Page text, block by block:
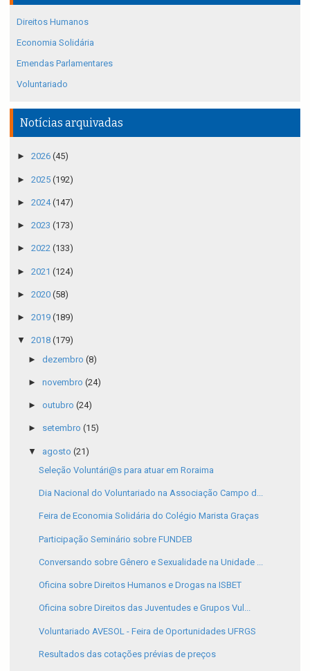
Direitos Humanos
Economia Solidária
Emendas Parlamentares
Voluntariado
Notícias arquivadas
► 2026 (45)
► 2025 (192)
► 2024(147)
► 2023 (173)
► 2022 (133)
► 2021 (124)
► 2020 (58)
► 2019 (189)
▼ 2018 (179)
► dezembro (8)
► novembro (24)
► outubro (24)
► setembro (15)
▼ agosto (21)
Seleção Voluntári@s para atuar em Roraima
Dia Nacional do Voluntariado na Associação Campo d...
Feira de Economia Solidária do Colégio Marista Graças
Participação Seminário sobre FUNDEB
Conversando sobre Gênero e Sexualidade na Unidade ...
Oficina sobre Direitos Humanos e Drogas na ISBET
Oficina sobre Direitos das Juventudes e Grupos Vul...
Voluntariado AVESOL - Feira de Oportunidades UFRGS
Resultados das cotações prévias de preços